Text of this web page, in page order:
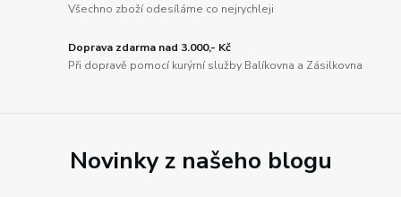
Všechno zboží odesíláme co nejrychleji
Doprava zdarma nad 3.000,- Kč
Při dopravě pomocí kurýrní služby Balíkovna a Zásilkovna
Novinky z našeho blogu